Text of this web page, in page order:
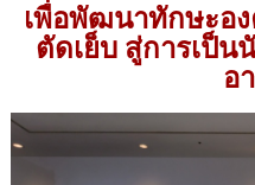
เพื่อพัฒนาทักษะอ
ตัดเย็บ สู่การเป็
อ